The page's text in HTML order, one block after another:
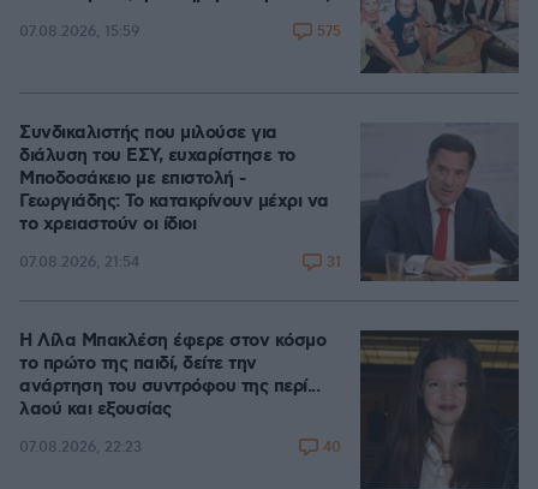
07.08.2026, 15:59 575
Συνδικαλιστής που μιλούσε για
διάλυση του ΕΣΥ, ευχαρίστησε το
Μποδοσάκειο με επιστολή -
Γεωργιάδης: Το κατακρίνουν μέχρι να
το χρειαστούν οι ίδιοι
07.08.2026, 21:54 31
Η Λίλα Μπακλέση έφερε στον κόσμο
το πρώτο της παιδί, δείτε την
ανάρτηση του συντρόφου της περί...
λαού και εξουσίας
07.08.2026, 22:23 40